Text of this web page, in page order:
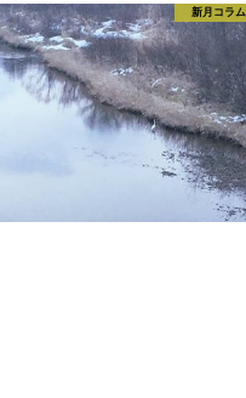
新月コラム